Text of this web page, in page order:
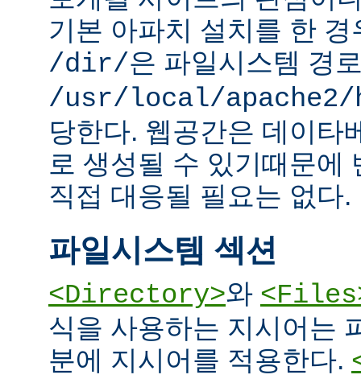
기본 아파치 설치를 한
/dir/은 파일시스템 경
/usr/local/
당한다. 웹공간은 데이타
로 생성될 수 있기때문에
직접 대응될 필요는 없다.
파일시스템 섹션
<Directory>와
식을 사용하는 지시어는
분에 지시어를 적용한다.